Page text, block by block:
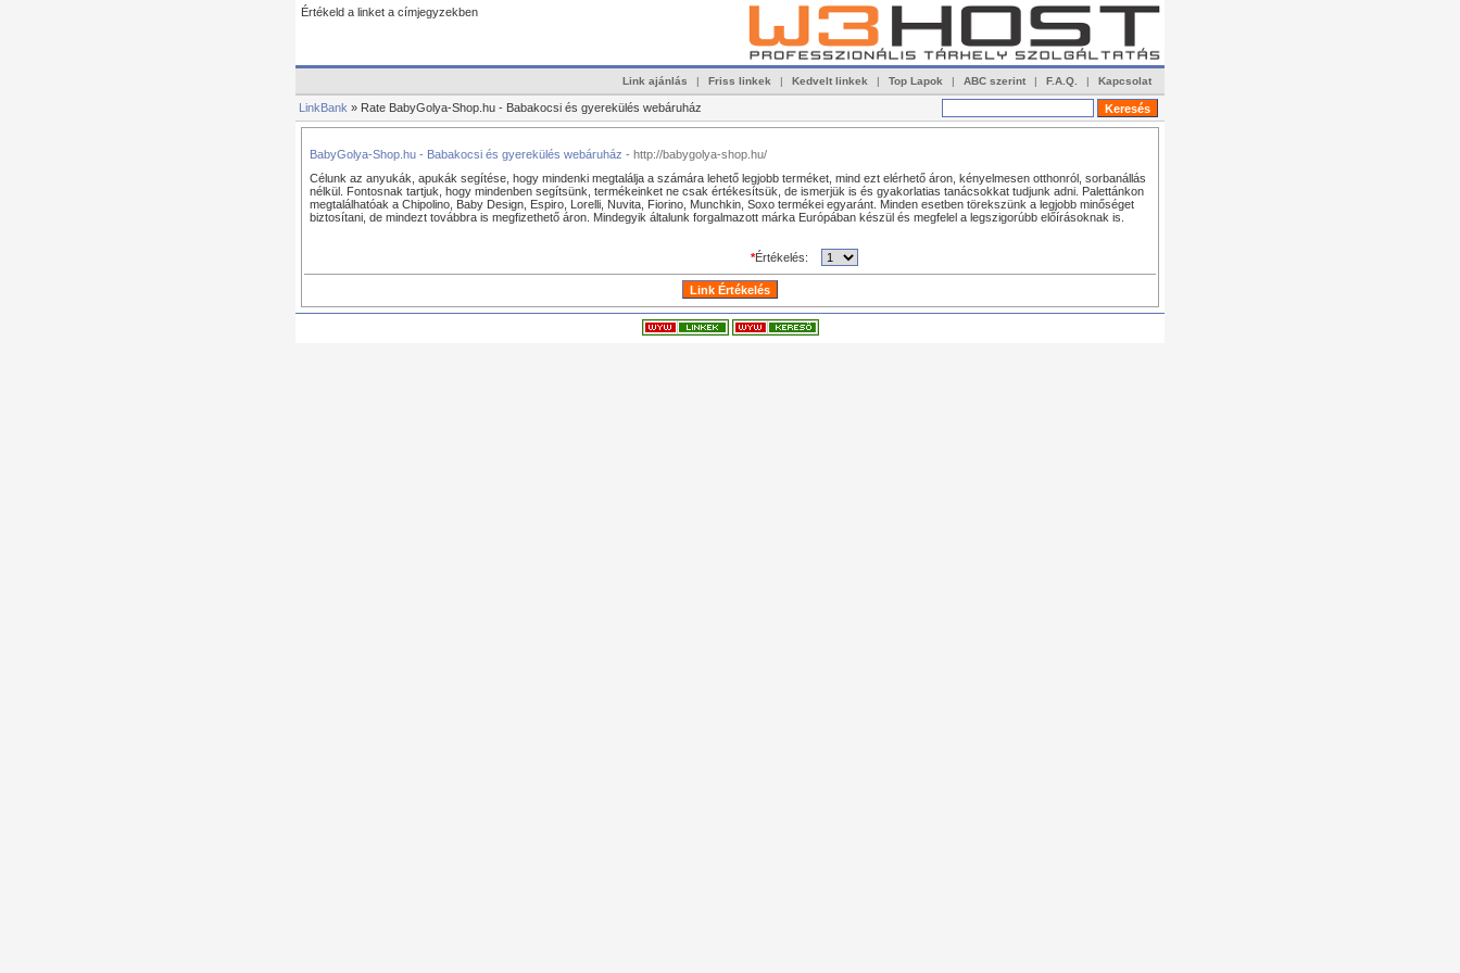
Értékeld a linket a címjegyzekben
Link ajánlás | Friss linkek | Kedvelt linkek | Top Lapok | ABC szerint | F.A.Q. | Kapcsolat
LinkBank » Rate BabyGolya-Shop.hu - Babakocsi és gyerekülés webáruház
BabyGolya-Shop.hu - Babakocsi és gyerekülés webáruház - http://babygolya-shop.hu/
Célunk az anyukák, apukák segítése, hogy mindenki megtalálja a számára lehető legjobb terméket, mind ezt elérhető áron, kényelmesen otthonról, sorbanállás
nélkül. Fontosnak tartjuk, hogy mindenben segítsünk, termékeinket ne csak értékesítsük, de ismerjük is és gyakorlatias tanácsokkat tudjunk adni. Palettánkon
megtalálhatóak a Chipolino, Baby Design, Espiro, Lorelli, Nuvita, Fiorino, Munchkin, Soxo termékei egyaránt. Minden esetben törekszünk a legjobb minőséget
biztosítani, de mindezt továbbra is megfizethető áron. Mindegyik általunk forgalmazott márka Európában készül és megfelel a legszigorúbb előírásoknak is.
*Értékelés: